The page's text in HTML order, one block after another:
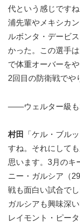
代という感じです
浦先輩やメキシカ
ルボンタ・デービ
かった。この選手
で体重オーバーを
2回目の防衛戦でや
――ウェルター級も
村田
「ケル・ブル
すね。それにして
思います。3月のキ
ニー・ガルシア（
戦も面白い試合で
ガルシアも興味深
レイモント・ピー